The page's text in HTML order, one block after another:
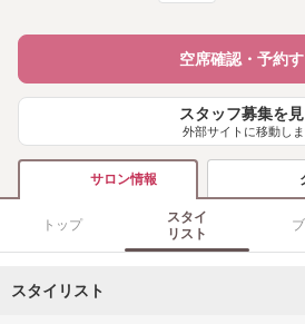
空席確認・予約
スタッフ募集を
外部サイトに移動し
サロン情報
トップ
スタイ
リスト
スタイリスト